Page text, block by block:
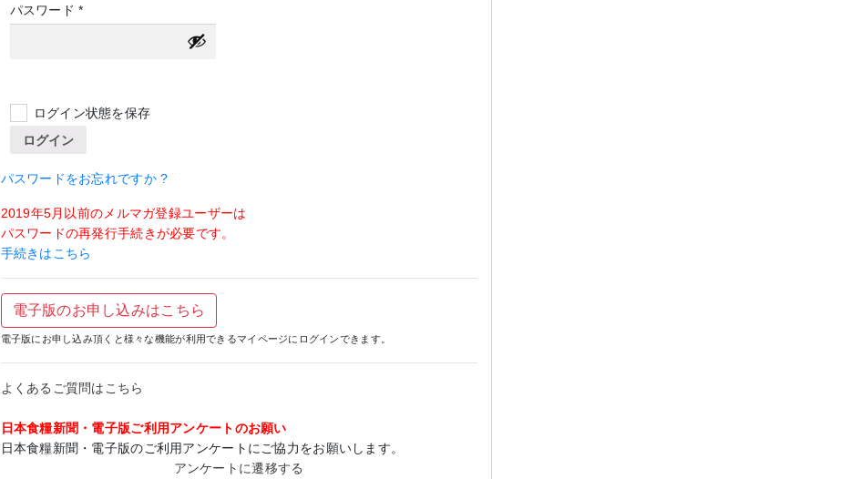
パスワード*必
須
ログイン状態を保存
ログイン
パスワードをお忘れですか ?
2019年5月以前のメルマガ登録ユーザーは
パスワードの再発行手続きが必要です。
手続きはこちら
電子版のお申し込みはこちら
電子版にお申し込み頂くと様々な機能が利用できるマイページにログインできます。
よくあるご質問はこちら
日本食糧新聞・電子版ご利用アンケートのお願い
日本食糧新聞・電子版のご利用アンケートにご協力をお願いします。
アンケートに遷移する